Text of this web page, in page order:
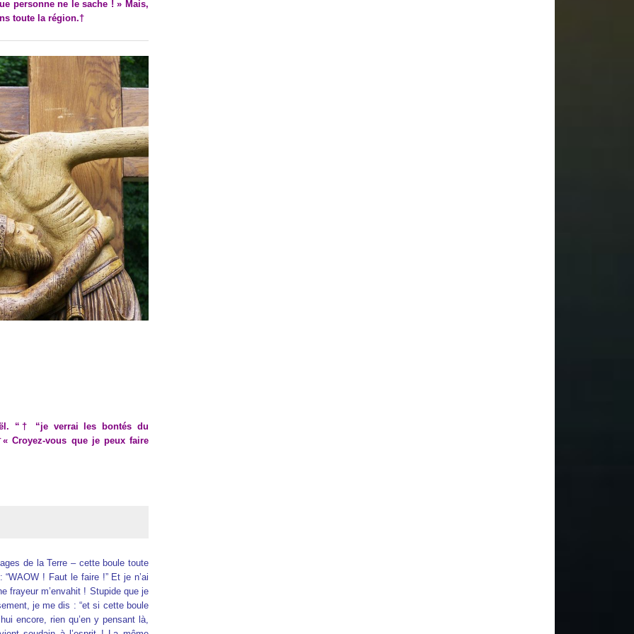
personne ne le sache ! » Mais,
toute la région.†
“† “je verrai les bontés du
Croyez-vous que je peux faire
de la Terre – cette boule toute
! Faut le faire !” Et je n’ai
frayeur m’envahit ! Stupide que je
je me dis : “et si cette boule
encore, rien qu’en y pensant là,